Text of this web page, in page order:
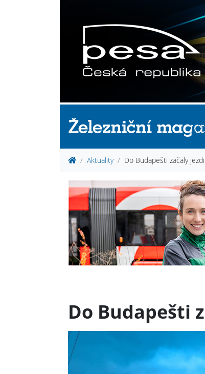
Aktuality Do Budapešti začaly
Do Budapešti